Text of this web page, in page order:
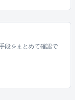
段をまとめて確認で